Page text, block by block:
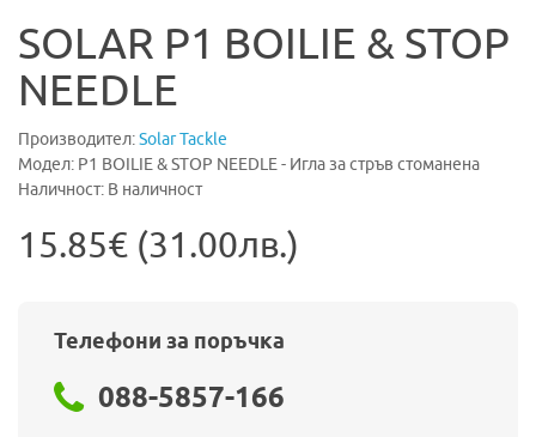
SOLAR P1 BOILIE & STOP
NEEDLE
Производител:Solar Tackle
Модел: P1 BOILIE & STOP NEEDLE - Игла за стръв стоманена
Наличност: В наличност
15.85€ (31.00лв.)
Телефони за поръчка
088-5857-166